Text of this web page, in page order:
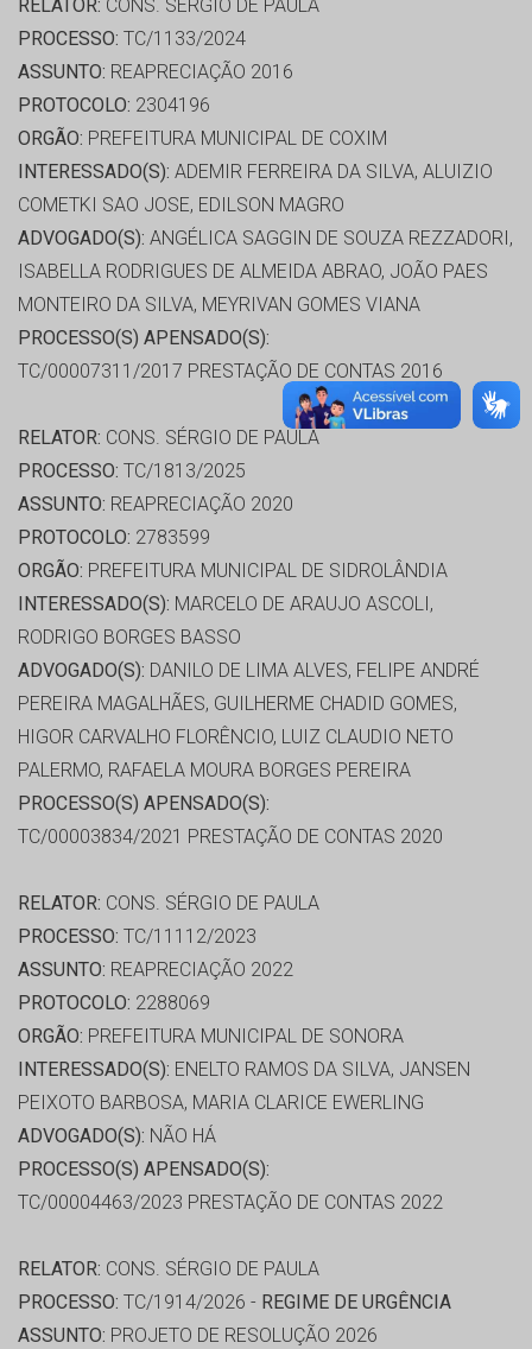
RELATOR: CONS. SÉRGIO DE PAULA
PROCESSO: TC/1133/2024
ASSUNTO: REAPRECIAÇÃO 2016
PROTOCOLO: 2304196
ORGÃO: PREFEITURA MUNICIPAL DE COXIM
INTERESSADO(S): ADEMIR FERREIRA DA SILVA, ALUIZIO
COMETKI SAO JOSE, EDILSON MAGRO
ADVOGADO(S): ANGÉLICA SAGGIN DE SOUZA REZZADORI,
ISABELLA RODRIGUES DE ALMEIDA ABRAO, JOÃO PAES
MONTEIRO DA SILVA, MEYRIVAN GOMES VIANA
PROCESSO(S) APENSADO(S):
TC/00007311/2017 PRESTAÇÃO DE CONTAS 2016
RELATOR: CONS. SÉRGIO DE PAULA
PROCESSO: TC/1813/2025
ASSUNTO: REAPRECIAÇÃO 2020
PROTOCOLO: 2783599
ORGÃO: PREFEITURA MUNICIPAL DE SIDROLÂNDIA
INTERESSADO(S): MARCELO DE ARAUJO ASCOLI,
RODRIGO BORGES BASSO
ADVOGADO(S): DANILO DE LIMA ALVES, FELIPE ANDRÉ
PEREIRA MAGALHÃES, GUILHERME CHADID GOMES,
HIGOR CARVALHO FLORÊNCIO, LUIZ CLAUDIO NETO
PALERMO, RAFAELA MOURA BORGES PEREIRA
PROCESSO(S) APENSADO(S):
TC/00003834/2021 PRESTAÇÃO DE CONTAS 2020
RELATOR: CONS. SÉRGIO DE PAULA
PROCESSO: TC/11112/2023
ASSUNTO: REAPRECIAÇÃO 2022
PROTOCOLO: 2288069
ORGÃO: PREFEITURA MUNICIPAL DE SONORA
INTERESSADO(S): ENELTO RAMOS DA SILVA, JANSEN
PEIXOTO BARBOSA, MARIA CLARICE EWERLING
ADVOGADO(S): NÃO HÁ
PROCESSO(S) APENSADO(S):
TC/00004463/2023 PRESTAÇÃO DE CONTAS 2022
RELATOR: CONS. SÉRGIO DE PAULA
PROCESSO: TC/1914/2026 - REGIME DE URGÊNCIA
ASSUNTO: PROJETO DE RESOLUÇÃO 2026